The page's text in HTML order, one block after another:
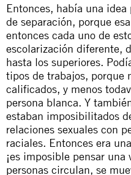
Entonces, había una
de separación, porque
entonces cada uno de
escolarización diferente,
hasta los superiores.
tipos de trabajos, porque
calificados, y menos
persona blanca. Y
estaban imposibilitados
relaciones sexuales con
raciales. Entonces era
¡es imposible pensar una
personas circulan, se